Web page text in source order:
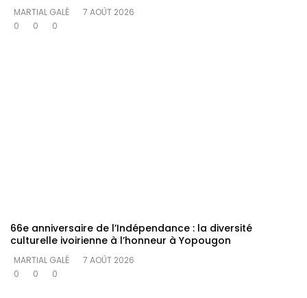
MARTIAL GALÉ
7 AOÛT 2026
0
0 0
66e anniversaire de l’Indépendance : la diversité
culturelle ivoirienne à l’honneur à Yopougon
MARTIAL GALÉ
7 AOÛT 2026
0
0 0